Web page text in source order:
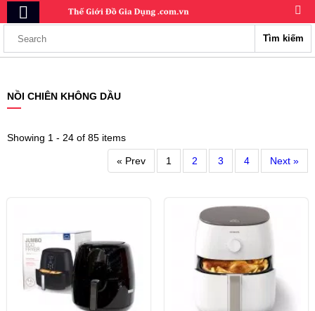
Tìm kiếm
NỒI CHIÊN KHÔNG DẦU
Showing 1 - 24 of 85 items
« Prev 1 2 3 4 Next »